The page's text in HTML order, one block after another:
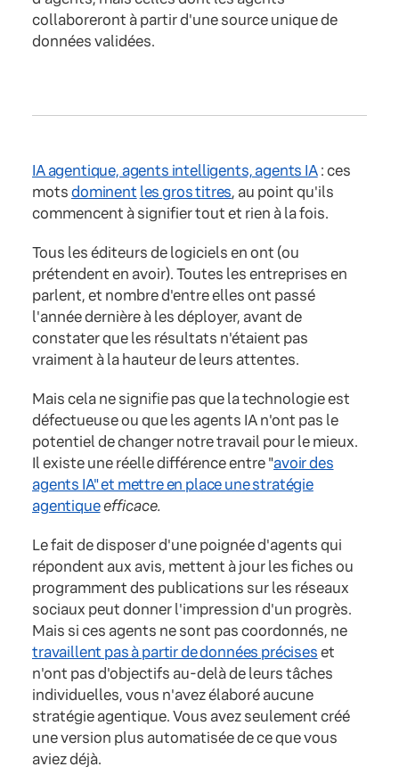
collaboreront à partir d'une source unique de
données validées.
IA agentique, agents intelligents, agents IA: ces
motsdominent les gros titres, au point qu'ils
commencent à signifier tout et rien à la fois.
Tous les éditeurs de logiciels en ont (ou
prétendent en avoir). Toutes les entreprises en
parlent, et nombre d'entre elles ont passé
l'année dernière à les déployer, avant de
constater que les résultats n'étaient pas
vraiment à la hauteur de leurs attentes.
Mais cela ne signifie pas que la technologie est
défectueuse ou que les agents IA n'ont pas le
potentiel de changer notre travail pour le mieux.
Il existe une réelle différence entre "avoir des
agents IA" et mettre en place une stratégie
agentiqueefficace.
Le fait de disposer d'une poignée d'agents qui
répondent aux avis, mettent à jour les fiches ou
programment des publications sur les réseaux
sociaux peut donner l'impression d'un progrès.
Mais si ces agents ne sont pas coordonnés, ne
travaillent pas à partir de données préciseset
n'ont pas d'objectifs au-delà de leurs tâches
individuelles, vous n'avez élaboré aucune
stratégie agentique. Vous avez seulement créé
une version plus automatisée de ce que vous
aviez déjà.